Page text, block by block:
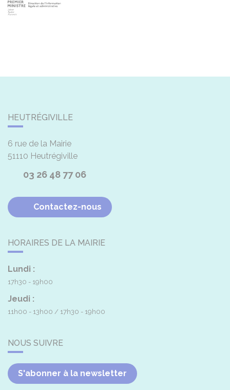
HEUTRÉGIVILLE
6 rue de la Mairie
51110 Heutrégiville
03 26 48 77 06
Contactez-nous
HORAIRES DE LA MAIRIE
Lundi :
17h30 - 19h00
Jeudi :
11h00 - 13h00 17h30 - 19h00
NOUS SUIVRE
S'abonner à la newsletter